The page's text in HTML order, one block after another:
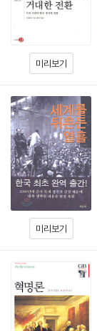
미리보기
미리보기